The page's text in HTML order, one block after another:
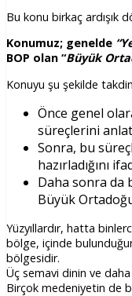
Bu konu birkaç ardışık
Konumuz; genelde
BOP olan “Büyük
Konuyu şu şekilde
Önce genel
süreçlerini
Sonra, bu
hazırladığını
Daha sonra da
Büyük
Yüzyıllardır, hatta
bölge, içinde
bölgesidir.
Üç semavi dinin ve daha
Birçok medeniyetin de